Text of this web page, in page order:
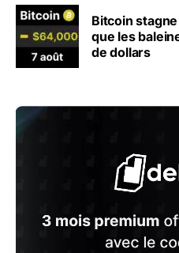
Bitcoin
que les
de dollars